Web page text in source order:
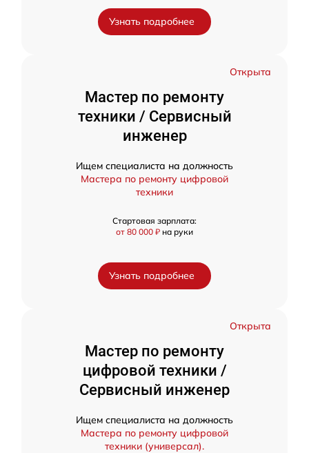
Узнать подробнее
Открыта
Мастер по ремонту
техники / Сервисный
инженер
Ищем специалиста на должность
Мастера по ремонту цифровой
техники
Стартовая зарплата:
от 80 000 ₽ на руки
Узнать подробнее
Открыта
Мастер по ремонту
цифровой техники /
Сервисный инженер
Ищем специалиста на должность
Мастера по ремонту цифровой
техники (универсал).